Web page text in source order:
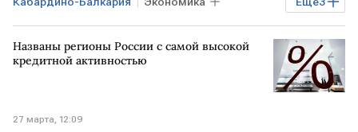
Промышленность МИХАЙЛОВ
Ростех
Названы регионы России с самой высокой
кредитной активностью
27 марта, 12:09